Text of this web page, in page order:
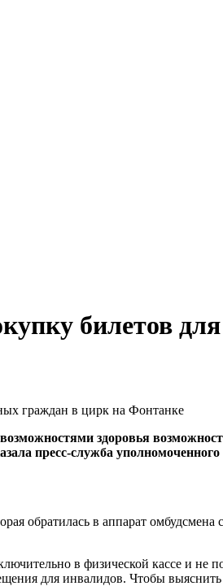
билетов
здоровья
пресс-служба
обратилась в аппарат
в физической кассе и не
для инвалидов. Чтобы